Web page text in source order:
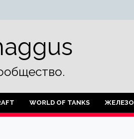
WORLD OF TANKS ЖЕЛЕЗО